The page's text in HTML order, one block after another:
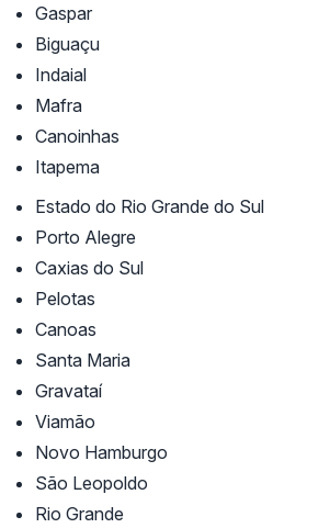
Gaspar
Biguaçu
Indaial
Mafra
Canoinhas
Itapema
Estado do Rio Grande do Sul
Porto Alegre
Caxias do Sul
Pelotas
Canoas
Santa Maria
Gravataí
Viamão
Novo Hamburgo
São Leopoldo
Rio Grande